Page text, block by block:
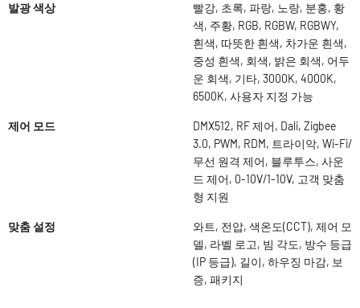
발광 색상
빨강, 초록, 파랑, 노랑, 분홍, 황
색, 주황, RGB, RGBW, RGBWY,
흰색, 따뜻한 흰색, 차가운 흰색,
중성 흰색, 회색, 밝은 회색, 어두
운 회색, 기타, 3000K, 4000K,
6500K, 사용자 지정 가능
제어 모드
DMX512, RF 제어, Dali, Zigbee
3.0, PWM, RDM, 트라이악, Wi-Fi/
무선 원격 제어, 블루투스, 사운
드 제어, 0-10V/1-10V, 고객 맞춤
형 지원
맞춤 설정
와트, 전압, 색온도(CCT), 제어 모
델, 라벨 로고, 빔 각도, 방수 등급
(IP 등급), 길이, 하우징 마감, 보
증, 패키지